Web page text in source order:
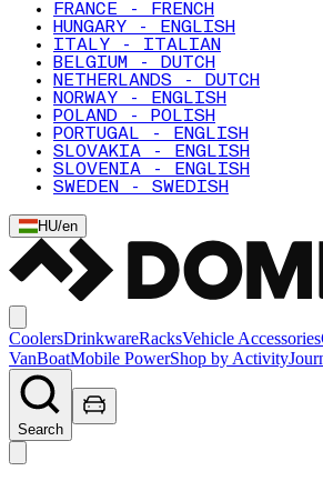
FRANCE - FRENCH
HUNGARY - ENGLISH
ITALY - ITALIAN
BELGIUM - DUTCH
NETHERLANDS - DUTCH
NORWAY - ENGLISH
POLAND - POLISH
PORTUGAL - ENGLISH
SLOVAKIA - ENGLISH
SLOVENIA - ENGLISH
SWEDEN - SWEDISH
HU/en
CoolersDrinkwareRacksVehicle Accessories
VanBoatMobile PowerShop by Activity
Search